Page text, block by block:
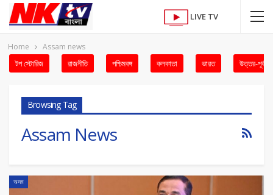
LIVE TV
Home Assam news
টপ স্টোরিজ রাজনীতি পশ্চিমবঙ্গ কলকাতা ভারত উত্তর-পূর্ব
Browsing Tag
Assam News
অসম